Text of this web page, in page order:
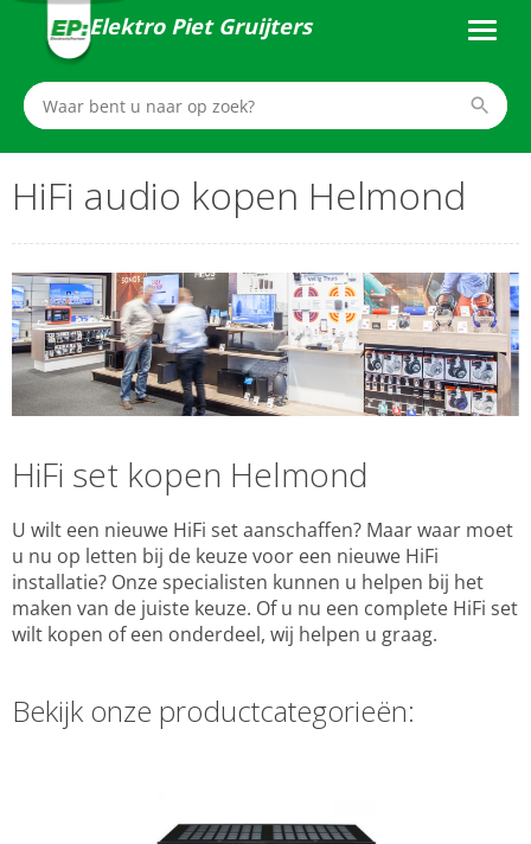
Elektro Piet Gruijters
HiFi audio kopen Helmond
HiFi set kopen Helmond
U wilt een nieuwe HiFi set aanschaffen? Maar waar moet
u nu op letten bij de keuze voor een nieuwe HiFi
installatie? Onze specialisten kunnen u helpen bij het
maken van de juiste keuze. Of u nu een complete HiFi set
wilt kopen of een onderdeel, wij helpen u graag.
Bekijk onze productcategorieën: